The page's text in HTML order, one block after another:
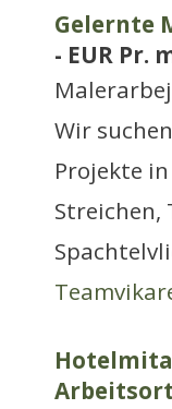
Gelernte
- EUR Pr.
Wir
Projekte
Streichen,